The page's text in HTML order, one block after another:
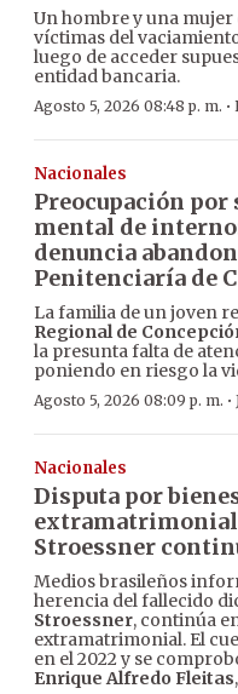
Un hombre y una
víctimas del
luego de acceder
entidad bancaria.
Agosto 5, 2026 08:48 p. m. ·
Nacionales
Preocupación por
mental de
denuncia
Penitenciaría de
La familia de un joven
Regional de
la presunta falta de
poniendo en riesgo la
Agosto 5, 2026 08:09 p. m. ·
Nacionales
Disputa por
extramatrimonial
Stroessner
Medios brasileños
herencia del fallecido
Stroessner, continúa
extramatrimonial. El
en el 2022 y se
Enrique Alfredo Fleitas